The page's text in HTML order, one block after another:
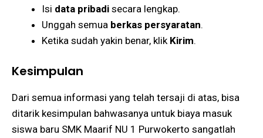
Isi data pribadi secara lengkap.
Unggah semua berkas persyaratan.
Ketika sudah yakin benar, klik Kirim.
Kesimpulan
Dari semua informasi yang telah tersaji di atas, bisa
ditarik kesimpulan bahwasanya untuk biaya masuk
siswa baru SMK Maarif NU 1 Purwokerto sangatlah